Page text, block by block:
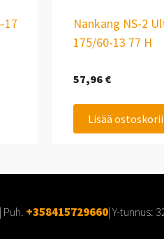
17
Nankang NS-2
175/60-13 77 H
57,96 €
Lisää
Puh. +358415729660| Y-tunnus: